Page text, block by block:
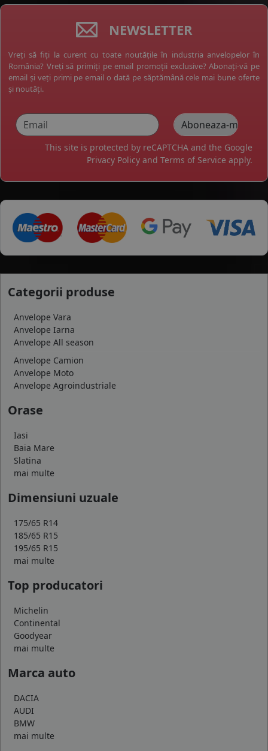
NEWSLETTER
Vreți să fiți la curent cu toate noutățile în industria anvelopelor în
România? Vreți să primiți pe email promoții exclusive? Abonați-vă pe
email și veți primi pe email o dată pe săptămână cele mai bune oferte
și noutăți.
This site is protected by reCAPTCHA and the Google
Privacy Policy and Terms of Service apply.
Categorii produse
Anvelope Vara
Anvelope Iarna
Anvelope All season
Anvelope Camion
Anvelope Moto
Anvelope Agroindustriale
Orase
Iasi
Baia Mare
Slatina
mai multe
Dimensiuni uzuale
175/65 R14
185/65 R15
195/65 R15
mai multe
Top producatori
Michelin
Continental
Goodyear
mai multe
Marca auto
DACIA
AUDI
BMW
mai multe